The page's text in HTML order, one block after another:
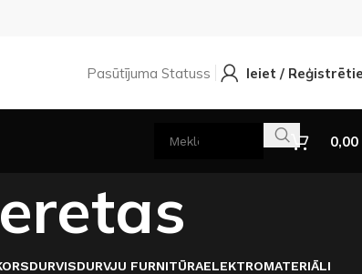
Pasūtījuma Statuss Ieiet /
0,00
DURVISDURVJU FURNITŪRAELEKTROMATERIĀLI